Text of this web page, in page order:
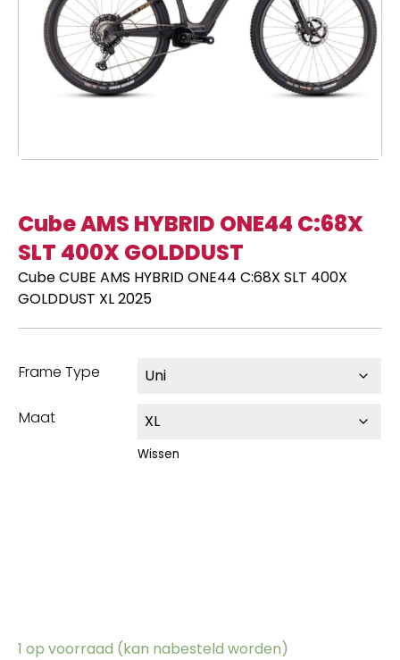
Cube AMS HYBRID ONE44 C:68X
SLT 400X GOLDDUST
Cube CUBE AMS HYBRID ONE44 C:68X SLT 400X
GOLDDUST XL 2025
Frame Type
Maat
Wissen
1 op voorraad (kan nabesteld worden)